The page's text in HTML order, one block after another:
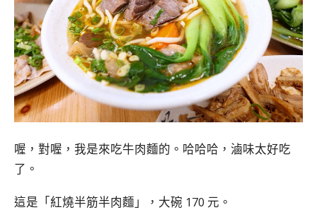
喔，對喔，我是來吃牛肉麵的。哈哈哈，滷味太好吃
了。
這是「紅燒半筋半肉麵」，大碗 170 元。